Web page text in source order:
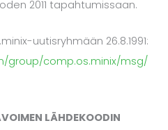
2011 tapahtumissaan.
uutisryhmään 26.8.1991:
group/comp.os.minix/msg/
LÄHDEKOODIN